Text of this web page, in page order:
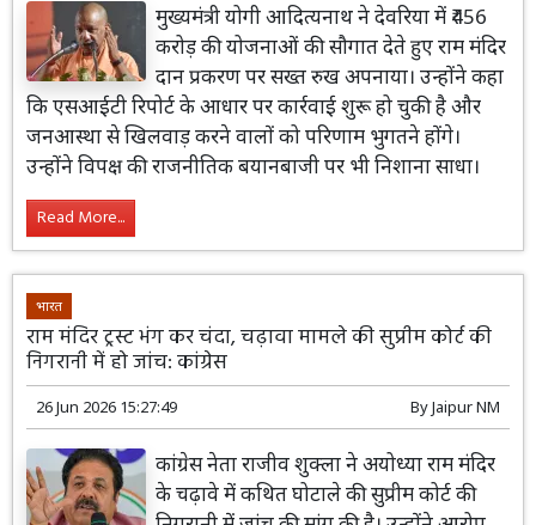
मुख्यमंत्री योगी आदित्यनाथ ने देवरिया में ₹456
करोड़ की योजनाओं की सौगात देते हुए राम मंदिर
दान प्रकरण पर सख्त रुख अपनाया। उन्होंने कहा
कि एसआईटी रिपोर्ट के आधार पर कार्रवाई शुरू हो चुकी है और
जनआस्था से खिलवाड़ करने वालों को परिणाम भुगतने होंगे।
उन्होंने विपक्ष की राजनीतिक बयानबाजी पर भी निशाना साधा।
Read More...
भारत
राम मंदिर ट्रस्ट भंग कर चंदा, चढ़ावा मामले की सुप्रीम कोर्ट की
निगरानी में हो जांच: कांग्रेस
26 Jun 2026 15:27:49 ByJaipur NM
कांग्रेस नेता राजीव शुक्ला ने अयोध्या राम मंदिर
के चढ़ावे में कथित घोटाले की सुप्रीम कोर्ट की